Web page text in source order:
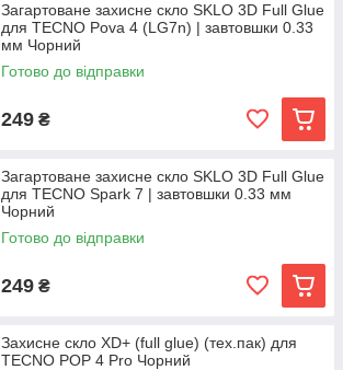
Загартоване захисне скло SKLO 3D Full Glue
для TECNO Pova 4 (LG7n) | завтовшки 0.33
мм Чорний
Готово до відправки
249 ₴
Загартоване захисне скло SKLO 3D Full Glue
для TECNO Spark 7 | завтовшки 0.33 мм
Чорний
Готово до відправки
249 ₴
Захисне скло XD+ (full glue) (тех.пак) для
TECNO POP 4 Pro Чорний